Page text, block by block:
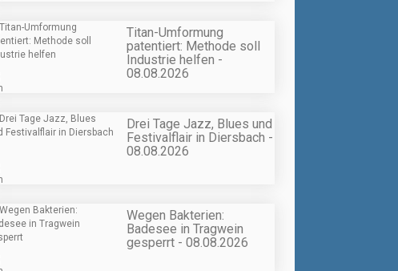
Titan-Umformung
patentiert: Methode soll
Industrie helfen -
08.08.2026
Drei Tage Jazz, Blues und
Festivalflair in Diersbach -
08.08.2026
Wegen Bakterien:
Badesee in Tragwein
gesperrt - 08.08.2026